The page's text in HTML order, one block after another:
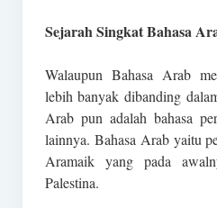
Sejarah Singkat Bahasa
Walaupun Bahasa Arab
lebih banyak dibanding
Arab pun adalah bahasa
lainnya. Bahasa Arab yaitu
Aramaik yang pada
Palestina.